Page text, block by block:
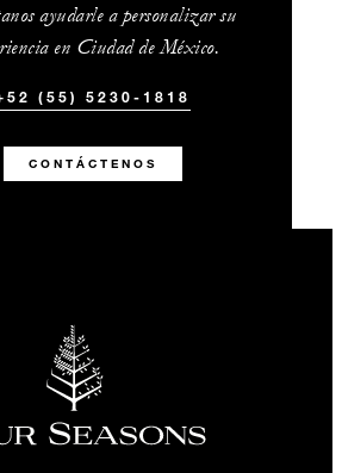
ayudarle a personalizar su
en Ciudad de México.
(55) 5230-1818
CONTÁCTENOS